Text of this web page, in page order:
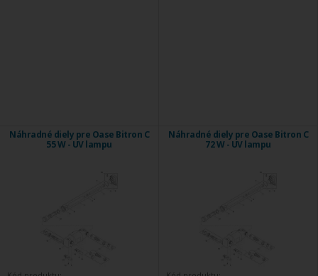
Náhradné diely pre Oase Bitron C
55 W - UV lampu
Náhradné diely pre Oase Bitron C
72 W - UV lampu